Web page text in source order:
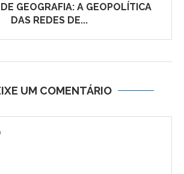
GEOGRAFIA: A GEOPOLÍTICA
DAS REDES DE...
UM COMENTÁRIO